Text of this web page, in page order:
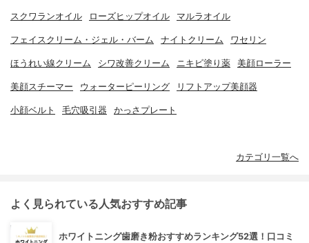
スクワランオイル ローズヒップオイル マルラオイル
フェイスクリーム・ジェル・バーム ナイトクリーム ワセリン
ほうれい線クリーム シワ改善クリーム ニキビ塗り薬 美顔ローラー
美顔スチーマー ウォーターピーリング リフトアップ美顔器
小顔ベルト 毛穴吸引器 かっさプレート
カテゴリ一覧へ
よく見られている人気おすすめ記事
ホワイトニング歯磨き粉おすすめランキング52選！口コミ